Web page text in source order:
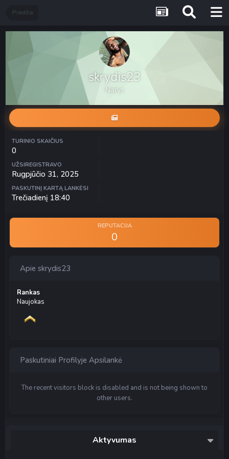
Pradžia
skrydis23
Narys
TURINIO SKAIČIUS
0
UŽSIREGISTRAVO
Rugpjūčio 31, 2025
PASKUTINĮ KARTĄ LANKĖSI
Trečiadienį 18:40
REPUTACIJA
0
Apie skrydis23
Rankas
Naujokas
Paskutiniai Profilyje Apsilankė
The recent visitors block is disabled and is not being shown to
other users.
Aktyvumas